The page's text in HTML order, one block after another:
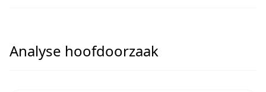
Analyse hoofdoorzaak